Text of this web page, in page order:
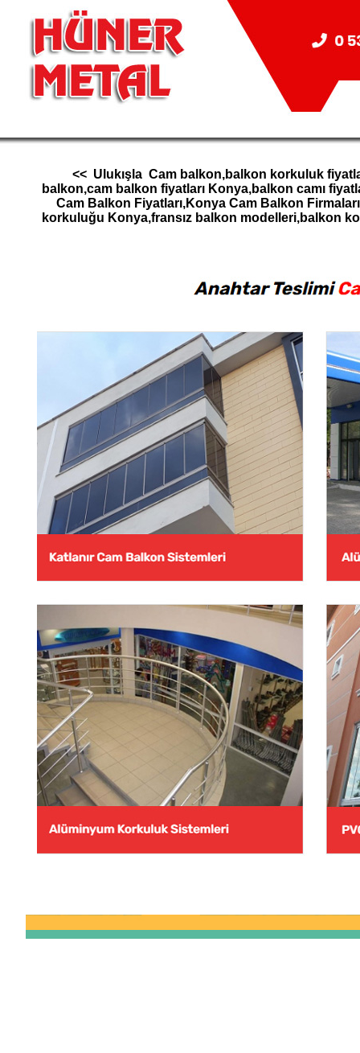
<< Ulukışla Cam balkon,balkon korkuluk
balkon,cam balkon fiyatları Konya,balkon camı
Cam Balkon Fiyatları,Konya Cam Balkon
korkuluğu Konya,fransız balkon modelleri,balkon